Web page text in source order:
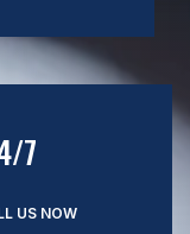
7
US NOW